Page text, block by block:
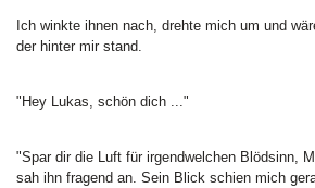
Ich winkte ihnen nach, drehte mich um und
der hinter mir stand.
"Hey Lukas, schön dich ..."
"Spar dir die Luft für irgendwelchen Blödsinn,
sah ihn fragend an. Sein Blick schien mich